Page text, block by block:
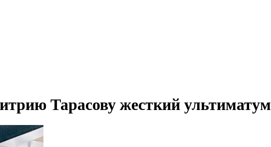
Тарасову жесткий ультиматум